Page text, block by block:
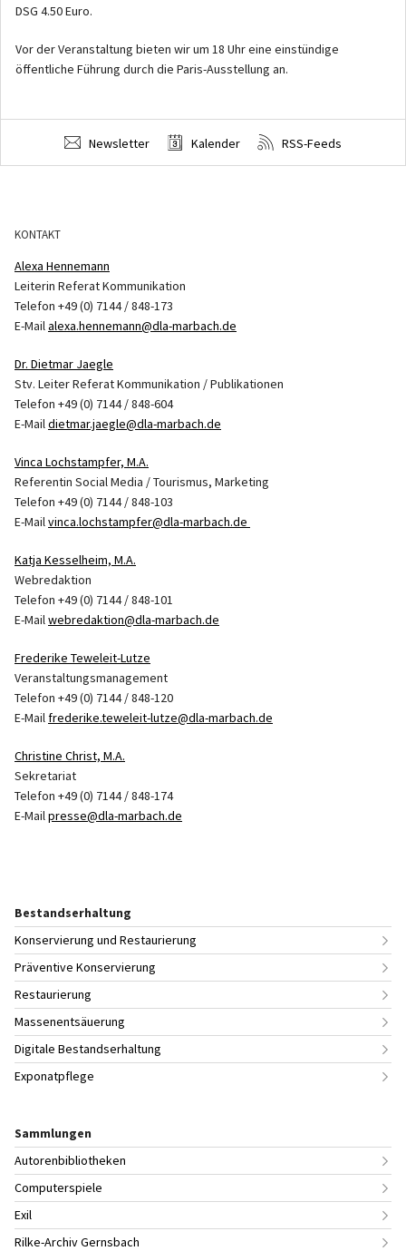
DSG 4.50 Euro.
Vor der Veranstaltung bieten wir um 18 Uhr eine einstündige
öffentliche Führung durch die Paris-Ausstellung an.
Newsletter Kalender RSS-Feeds
KONTAKT
Alexa Hennemann
Leiterin Referat Kommunikation
Telefon +49 (0) 7144 / 848-173
E-Mailalexa.hennemann@dla-marbach.de
Dr. Dietmar Jaegle
Stv. Leiter Referat Kommunikation / Publikationen
Telefon +49 (0) 7144 / 848-604
E-Maildietmar.jaegle@dla-marbach.de
Vinca Lochstampfer, M.A.
Referentin Social Media / Tourismus, Marketing
Telefon +49 (0) 7144 / 848-103
E-Mailvinca.lochstampfer@dla-marbach.de
Katja Kesselheim, M.A.
Webredaktion
Telefon +49 (0) 7144 / 848-101
E-Mailwebredaktion@dla-marbach.de
Frederike Teweleit-Lutze
Veranstaltungsmanagement
Telefon +49 (0) 7144 / 848-120
E-Mailfrederike.teweleit-lutze@dla-marbach.de
Christine Christ, M.A.
Sekretariat
Telefon +49 (0) 7144 / 848-174
E-Mailpresse@dla-marbach.de
Bestandserhaltung
Konservierung und Restaurierung
Präventive Konservierung
Restaurierung
Massenentsäuerung
Digitale Bestandserhaltung
Exponatpflege
Sammlungen
Autorenbibliotheken
Computerspiele
Exil
Rilke-Archiv Gernsbach